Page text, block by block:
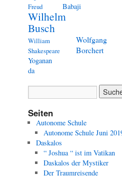
Freud
Babaji
Wilhelm
Busch
William
Shakespeare
Wolfgang
Borchert
Yoganan
da
Seiten
Autonome Schule
Autonome Schule Juni
Daskalos
“ Joshua “ ist im Vatikan
Daskalos der Mystiker
Der Traumreisende